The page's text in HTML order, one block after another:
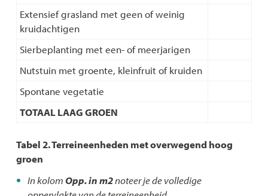
Extensief grasland met geen of weinig
kruidachtigen
Sierbeplanting met een- of meerjarigen
Nutstuin met groente, kleinfruit of kruiden
Spontane vegetatie
TOTAAL LAAG GROEN
Tabel 2. Terreineenheden met overwegend hoog
groen
In kolomOpp. in m2noteer je de volledige